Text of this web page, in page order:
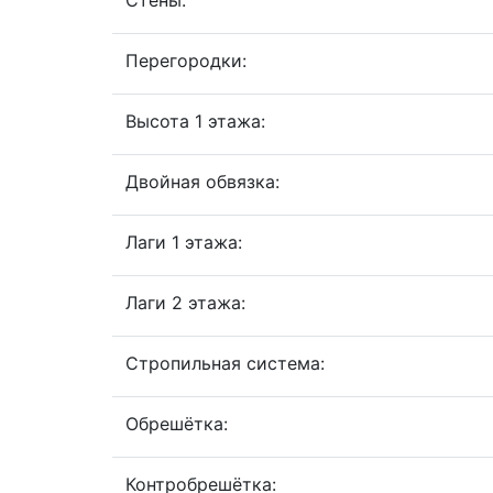
Перегородки:
Высота 1 этажа:
Двойная обвязка:
Лаги 1 этажа:
Лаги 2 этажа:
Стропильная система:
Обрешётка:
Контробрешётка: